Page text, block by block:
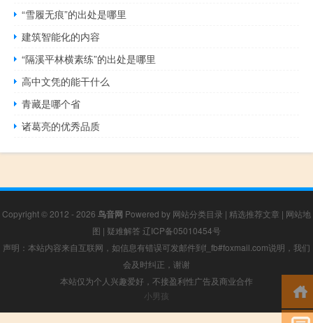
“雪履无痕”的出处是哪里
建筑智能化的内容
“隔溪平林横素练”的出处是哪里
高中文凭的能干什么
青藏是哪个省
诸葛亮的优秀品质
Copyright © 2012 - 2026 鸟音网 Powered by 网站分类目录 | 精选推荐文章 | 网站地
图 | 疑难解答 辽ICP备05010454号
声明：本站内容来自互联网，如信息有错误可发邮件到f_fb#foxmail.com说明，我们
会及时纠正，谢谢
本站仅为个人兴趣爱好，不接盈利性广告及商业合作
小男孩